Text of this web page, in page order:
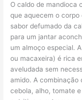
O caldo de mandioca
que aquecem o
sabor defumado da
para um jantar
um almoço especial.
ou macaxeira) é rica
aveludada sem
amido. A combinação
cebola, alho, tomate